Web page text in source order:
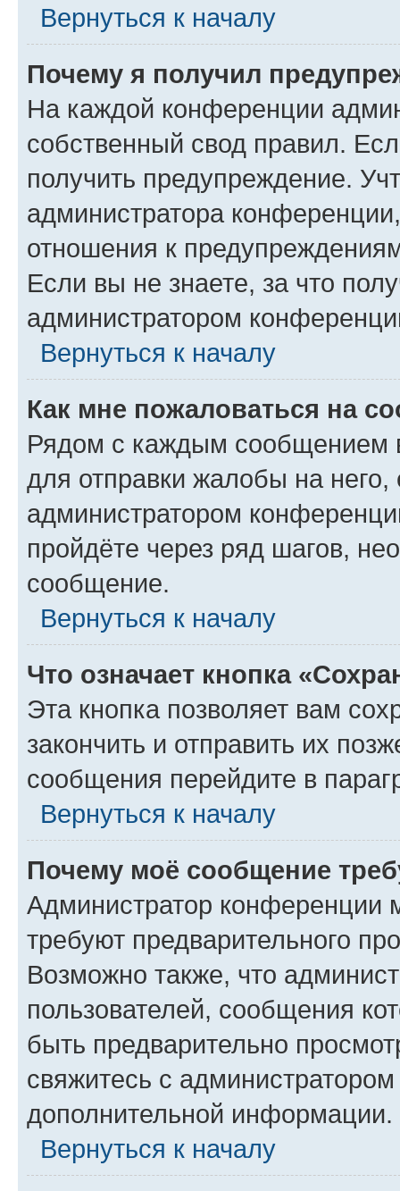
Вернуться к началу
Почему я получил
На каждой конференции
собственный свод правил.
получить предупреждение.
администратора
отношения к
Если вы не знаете, за что
администратором
Вернуться к началу
Как мне пожаловаться на
Рядом с каждым сообщением
для отправки жалобы на
администратором
пройдёте через ряд шагов,
сообщение.
Вернуться к началу
Что означает кнопка
Эта кнопка позволяет вам
закончить и отправить их
сообщения перейдите в
Вернуться к началу
Почему моё сообщение
Администратор конференции
требуют предварительного
Возможно также, что
пользователей, сообщения
быть предварительно
свяжитесь с
дополнительной информации.
Вернуться к началу